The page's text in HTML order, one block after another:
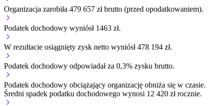
Organizacja zarobiła 479 657 zł brutto (przed opodatkowaniem).
Podatek dochodowy wyniósł 1463 zł.
W rezultacie osiągnięty zysk netto wyniósł 478 194 zł.
Podatek dochodowy odpowiadał za 0,3% zysku brutto.
Podatek dochodowy obciążający organizację obniża się w czasie.
Średni spadek podatku dochodowego wynosi 12 420 zł rocznie.